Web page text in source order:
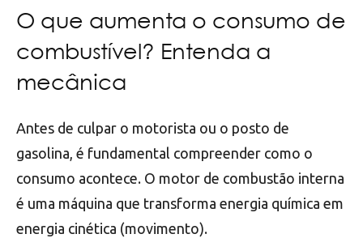
O que aumenta o consumo de
combustível? Entenda a
mecânica
Antes de culpar o motorista ou o posto de
gasolina, é fundamental compreender como o
consumo acontece. O motor de combustão interna
é uma máquina que transforma energia química em
energia cinética (movimento).